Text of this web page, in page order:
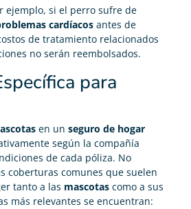
ejemplo, si el perro sufre de
cardíacos antes de
de tratamiento relacionados
no serán reembolsados.
para
en un seguro de hogar
según la compañía
de cada póliza. No
coberturas comunes que suelen
tanto a las mascotas como a sus
más relevantes se encuentran: